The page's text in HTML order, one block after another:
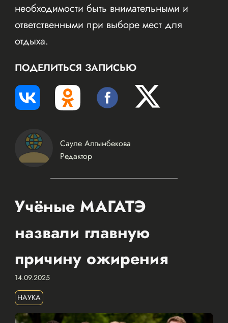
необходимости быть внимательными и
ответственными при выборе мест для
отдыха.
ПОДЕЛИТЬСЯ ЗАПИСЬЮ
Сауле Алтынбекова
Редактор
Учёные МАГАТЭ
назвали главную
причину ожирения
14.09.2025
НАУКА